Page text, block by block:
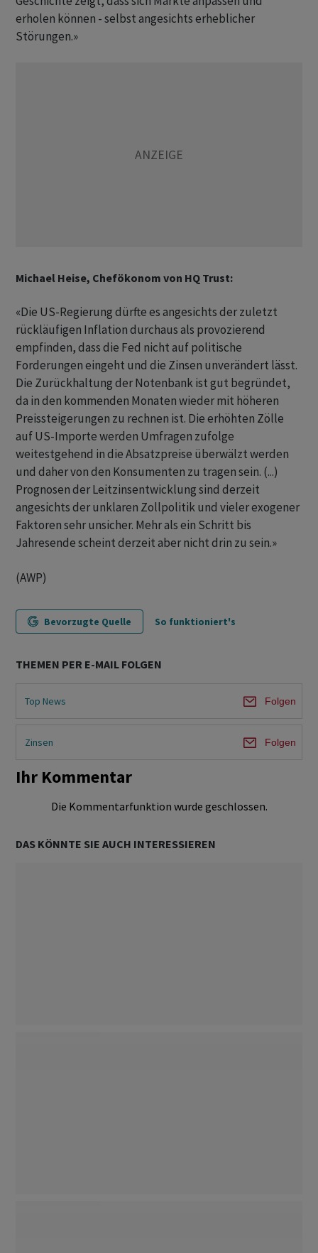
erholen können - selbst angesichts erheblicher
Störungen.»
Michael Heise, Chefökonom von HQ Trust:
«Die US-Regierung dürfte es angesichts der zuletzt
rückläufigen Inflation durchaus als provozierend
empfinden, dass die Fed nicht auf politische
Forderungen eingeht und die Zinsen unverändert lässt.
Die Zurückhaltung der Notenbank ist gut begründet,
da in den kommenden Monaten wieder mit höheren
Preissteigerungen zu rechnen ist. Die erhöhten Zölle
auf US-Importe werden Umfragen zufolge
weitestgehend in die Absatzpreise überwälzt werden
und daher von den Konsumenten zu tragen sein. (...)
Prognosen der Leitzinsentwicklung sind derzeit
angesichts der unklaren Zollpolitik und vieler exogener
Faktoren sehr unsicher. Mehr als ein Schritt bis
Jahresende scheint derzeit aber nicht drin zu sein.»
(AWP)
Bevorzugte Quelle So funktioniert's
THEMEN PER E-MAIL FOLGEN
Top News Folgen
Zinsen Folgen
Ihr Kommentar
Die Kommentarfunktion wurde geschlossen.
DAS KÖNNTE SIE AUCH INTERESSIEREN